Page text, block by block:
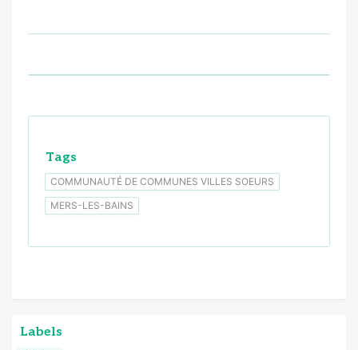
Tags
COMMUNAUTÉ DE COMMUNES VILLES SOEURS
MERS-LES-BAINS
Labels